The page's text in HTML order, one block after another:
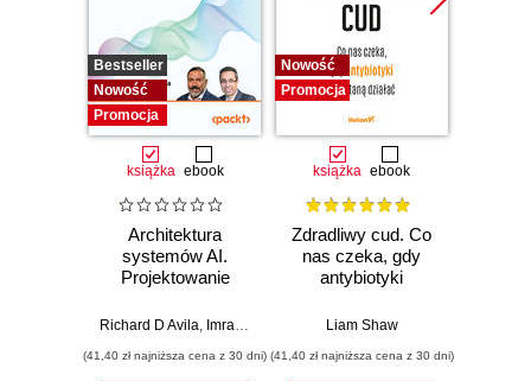
Bestseller
Nowość
Promocja
książka ebook
Architektura
systemów AI.
Projektowanie
niezawodnego
Richard D Avila Imran Ahmad
(41,40 zł najniższa cena z 30 dni)
Nowość
Promocja
książka ebook
Zdradliwy cud. Co
nas czeka, gdy
antybiotyki
Liam Shaw
(41,40 zł najniższa cena z 30 dni)